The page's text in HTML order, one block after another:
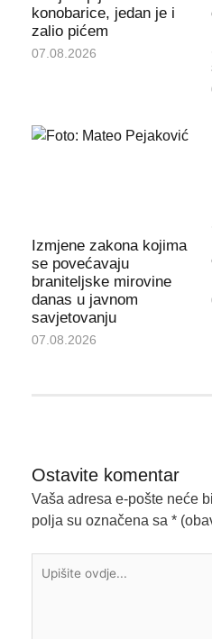
konobarice, jedan je i
zalio pićem
07.08.2026
Izmjene zakona kojima
se povećavaju
braniteljske mirovine
danas u javnom
savjetovanju
07.08.2026
Ostavite komentar
Vaša adresa e-pošte neće
polja su označena sa *
ovdje...